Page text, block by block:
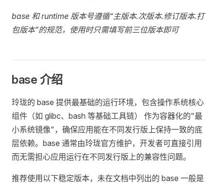
base 和 runtime 版本号遵循“主版本.次版本.修订版本.打
包版本”的规范，使用时只需填写前三位版本即可
base 介绍
玲珑的 base 提供最基础的运行环境，包含操作系统核心
组件（如 glibc、bash 等基础工具链）‌ 作为容器化的"最
小系统镜像"，确保应用能在不同发行版上保持一致的底
层依赖。base 通常由玲珑官方维护，开发者可直接引用
而无需担心应用运行在不同发行版上的兼容性问题。
推荐使用以下稳定版本，未在文档中列出的 base 一般是